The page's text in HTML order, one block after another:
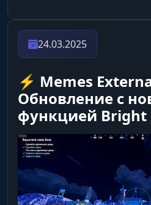
24.03.2025
⚡️ Memes
Обновление с
функцией Bright